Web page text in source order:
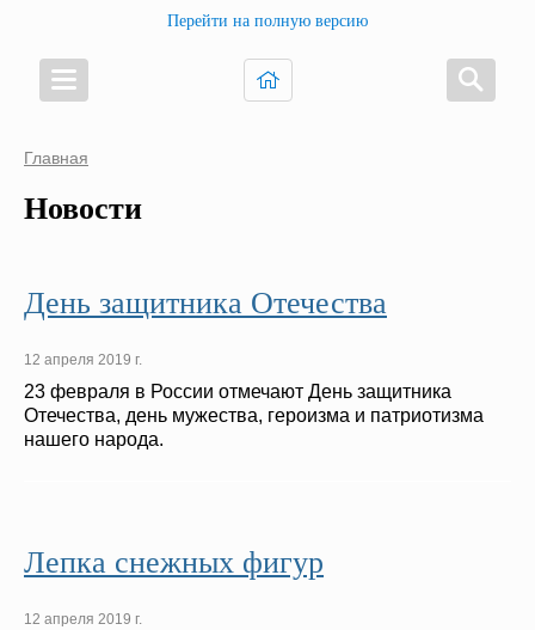
Перейти на полную версию
Главная
Новости
День защитника Отечества
12 апреля 2019 г.
23 февраля в России отмечают День защитника
Отечества, день мужества, героизма и патриотизма
нашего народа.
Лепка снежных фигур
12 апреля 2019 г.